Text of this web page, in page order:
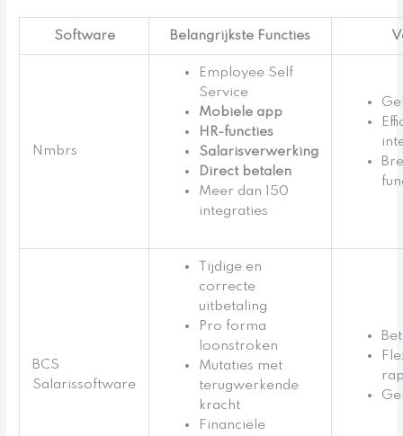
Software Belangrijkste Functies
Nmbrs
Employee Self
Service
Mobiele app
HR-functies
Salarisverwerking
Direct betalen
Meer dan 150
integraties
BCS
Salarissoftware
Tijdige en
correcte
uitbetaling
Pro forma
loonstroken
Mutaties met
terugwerkende
kracht
Financiële